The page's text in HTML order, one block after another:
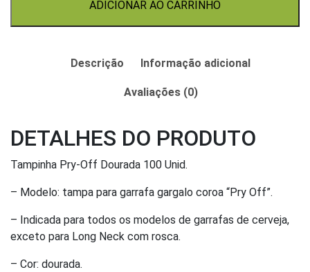
ADICIONAR AO CARRINHO
Descrição Informação adicional
Avaliações (0)
DETALHES DO PRODUTO
Tampinha Pry-Off Dourada 100 Unid.
– Modelo: tampa para garrafa gargalo coroa “Pry Off”.
– Indicada para todos os modelos de garrafas de cerveja,
exceto para Long Neck com rosca.
– Cor: dourada.